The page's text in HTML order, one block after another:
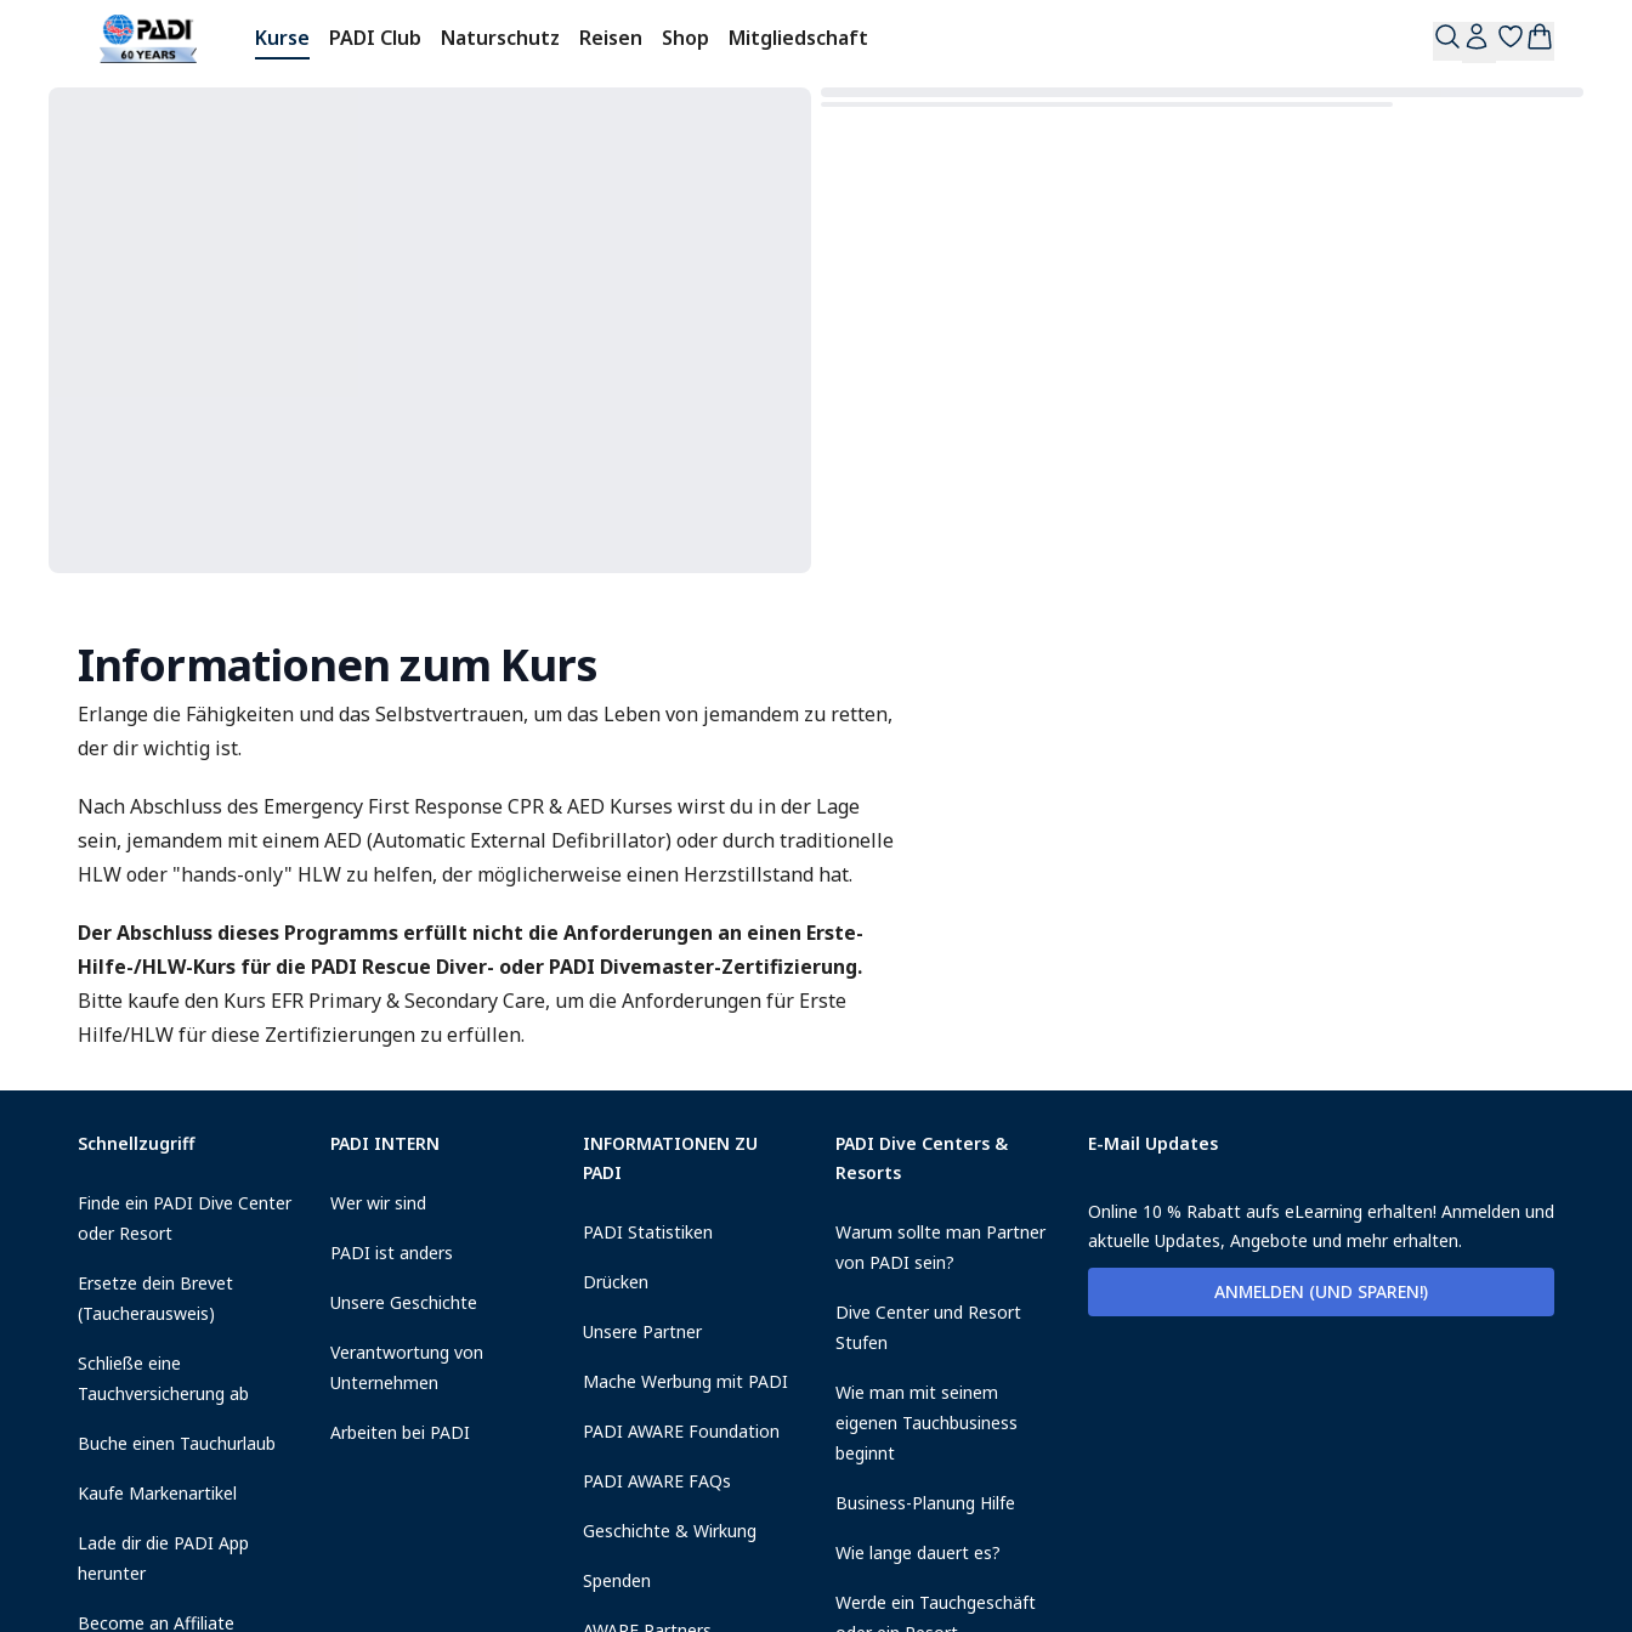
Kurse PADI Club Naturschutz Reisen Shop Mitgliedschaft
Informationen zum Kurs
Erlange die Fähigkeiten und das Selbstvertrauen, um das Leben von jemandem zu retten,
der dir wichtig ist.
Nach Abschluss des Emergency First Response CPR & AED Kurses wirst du in der Lage
sein, jemandem mit einem AED (Automatic External Defibrillator) oder durch traditionelle
HLW oder "hands-only" HLW zu helfen, der möglicherweise einen Herzstillstand hat.
Der Abschluss dieses Programms erfüllt nicht die Anforderungen an einen Erste-
Hilfe-/HLW-Kurs für die PADI Rescue Diver- oder PADI Divemaster-Zertifizierung.
Bitte kaufe den Kurs EFR Primary & Secondary Care, um die Anforderungen für Erste
Hilfe/HLW für diese Zertifizierungen zu erfüllen.
Schnellzugriff
Finde ein PADI Dive Center
oder Resort
Ersetze dein Brevet
(Taucherausweis)
Schließe eine
Tauchversicherung ab
Buche einen Tauchurlaub
Kaufe Markenartikel
Lade dir die PADI App
herunter
Become an Affiliate
PADI INTERN
Wer wir sind
PADI ist anders
Unsere Geschichte
Verantwortung von
Unternehmen
Arbeiten bei PADI
INFORMATIONEN ZU
PADI
PADI Statistiken
Drücken
Unsere Partner
Mache Werbung mit PADI
PADI AWARE Foundation
PADI AWARE FAQs
Geschichte & Wirkung
Spenden
PADI Dive Centers &
Resorts
Warum sollte man Partner
von PADI sein?
Dive Center und Resort
Stufen
Wie man mit seinem
eigenen Tauchbusiness
beginnt
Business-Planung Hilfe
Wie lange dauert es?
Werde ein Tauchgeschäft
E-Mail Updates
Online 10 % Rabatt aufs eLearning erhalten! Anmelden und
aktuelle Updates, Angebote und mehr erhalten.
ANMELDEN (UND SPAREN!)